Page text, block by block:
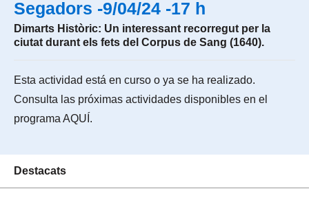
Segadors -9/04/24 -17 h
Dimarts Històric: Un interessant recorregut per la
ciutat durant els fets del Corpus de Sang (1640).
Esta actividad está en curso o ya se ha realizado.
Consulta las próximas actividades disponibles en el
programa AQUÍ .
Destacats